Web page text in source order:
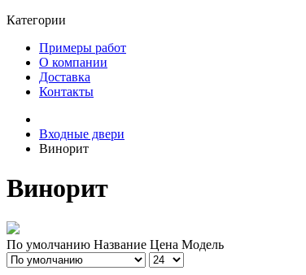
Категории
Примеры работ
О компании
Доставка
Контакты
Входные двери
Винорит
Винорит
По умолчанию Название Цена Модель